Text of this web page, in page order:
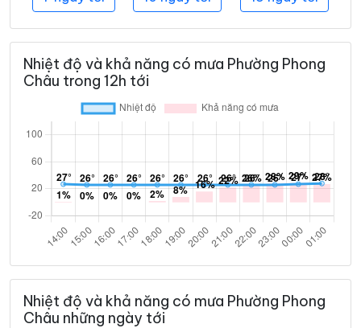
Nhiệt độ và khả năng có mưa Phường Phong
Châu trong 12h tới
Nhiệt độ và khả năng có mưa Phường Phong
Châu những ngày tới